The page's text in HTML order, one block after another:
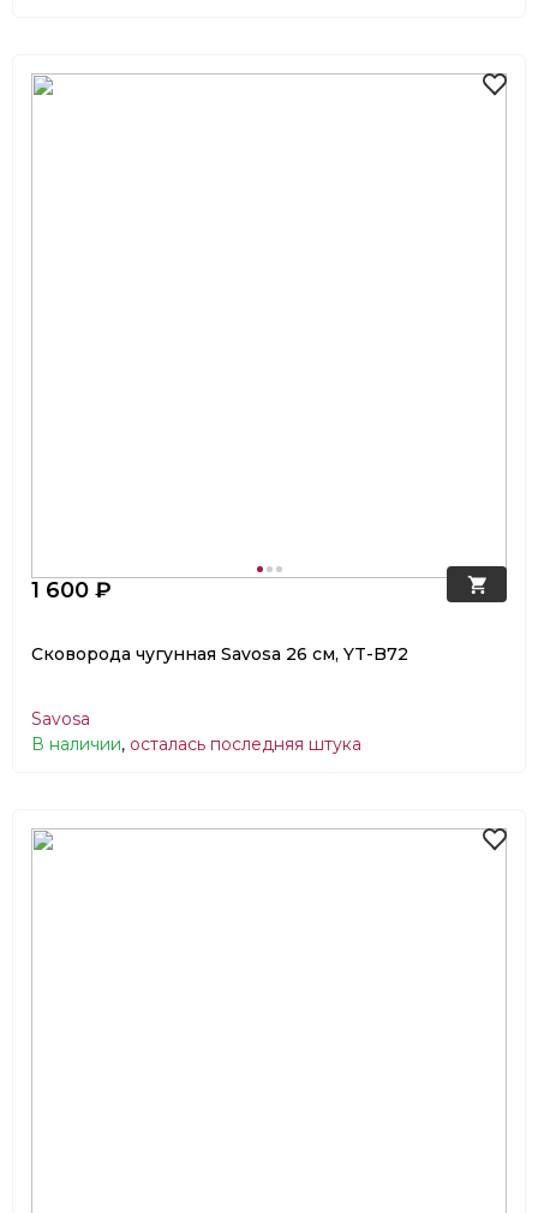
1 600 ₽
Сковорода чугунная Savosa 26 см, YT-B72
Savosa
В наличии, осталась последняя штука